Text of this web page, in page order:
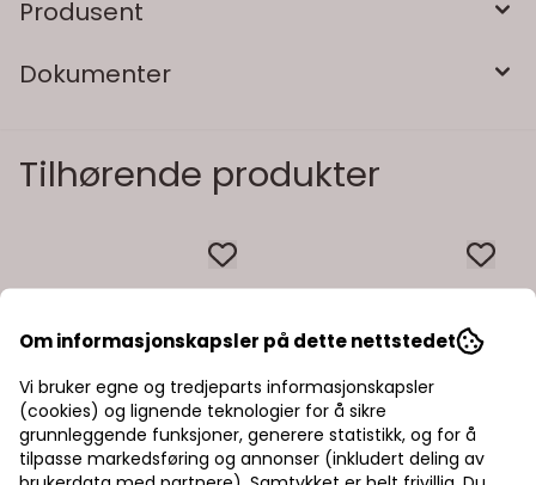
Produsent
Dokumenter
Tilhørende produkter
Om informasjonskapsler på dette nettstedet
Vi bruker egne og tredjeparts informasjonskapsler
(cookies) og lignende teknologier for å sikre
grunnleggende funksjoner, generere statistikk, og for å
tilpasse markedsføring og annonser (inkludert deling av